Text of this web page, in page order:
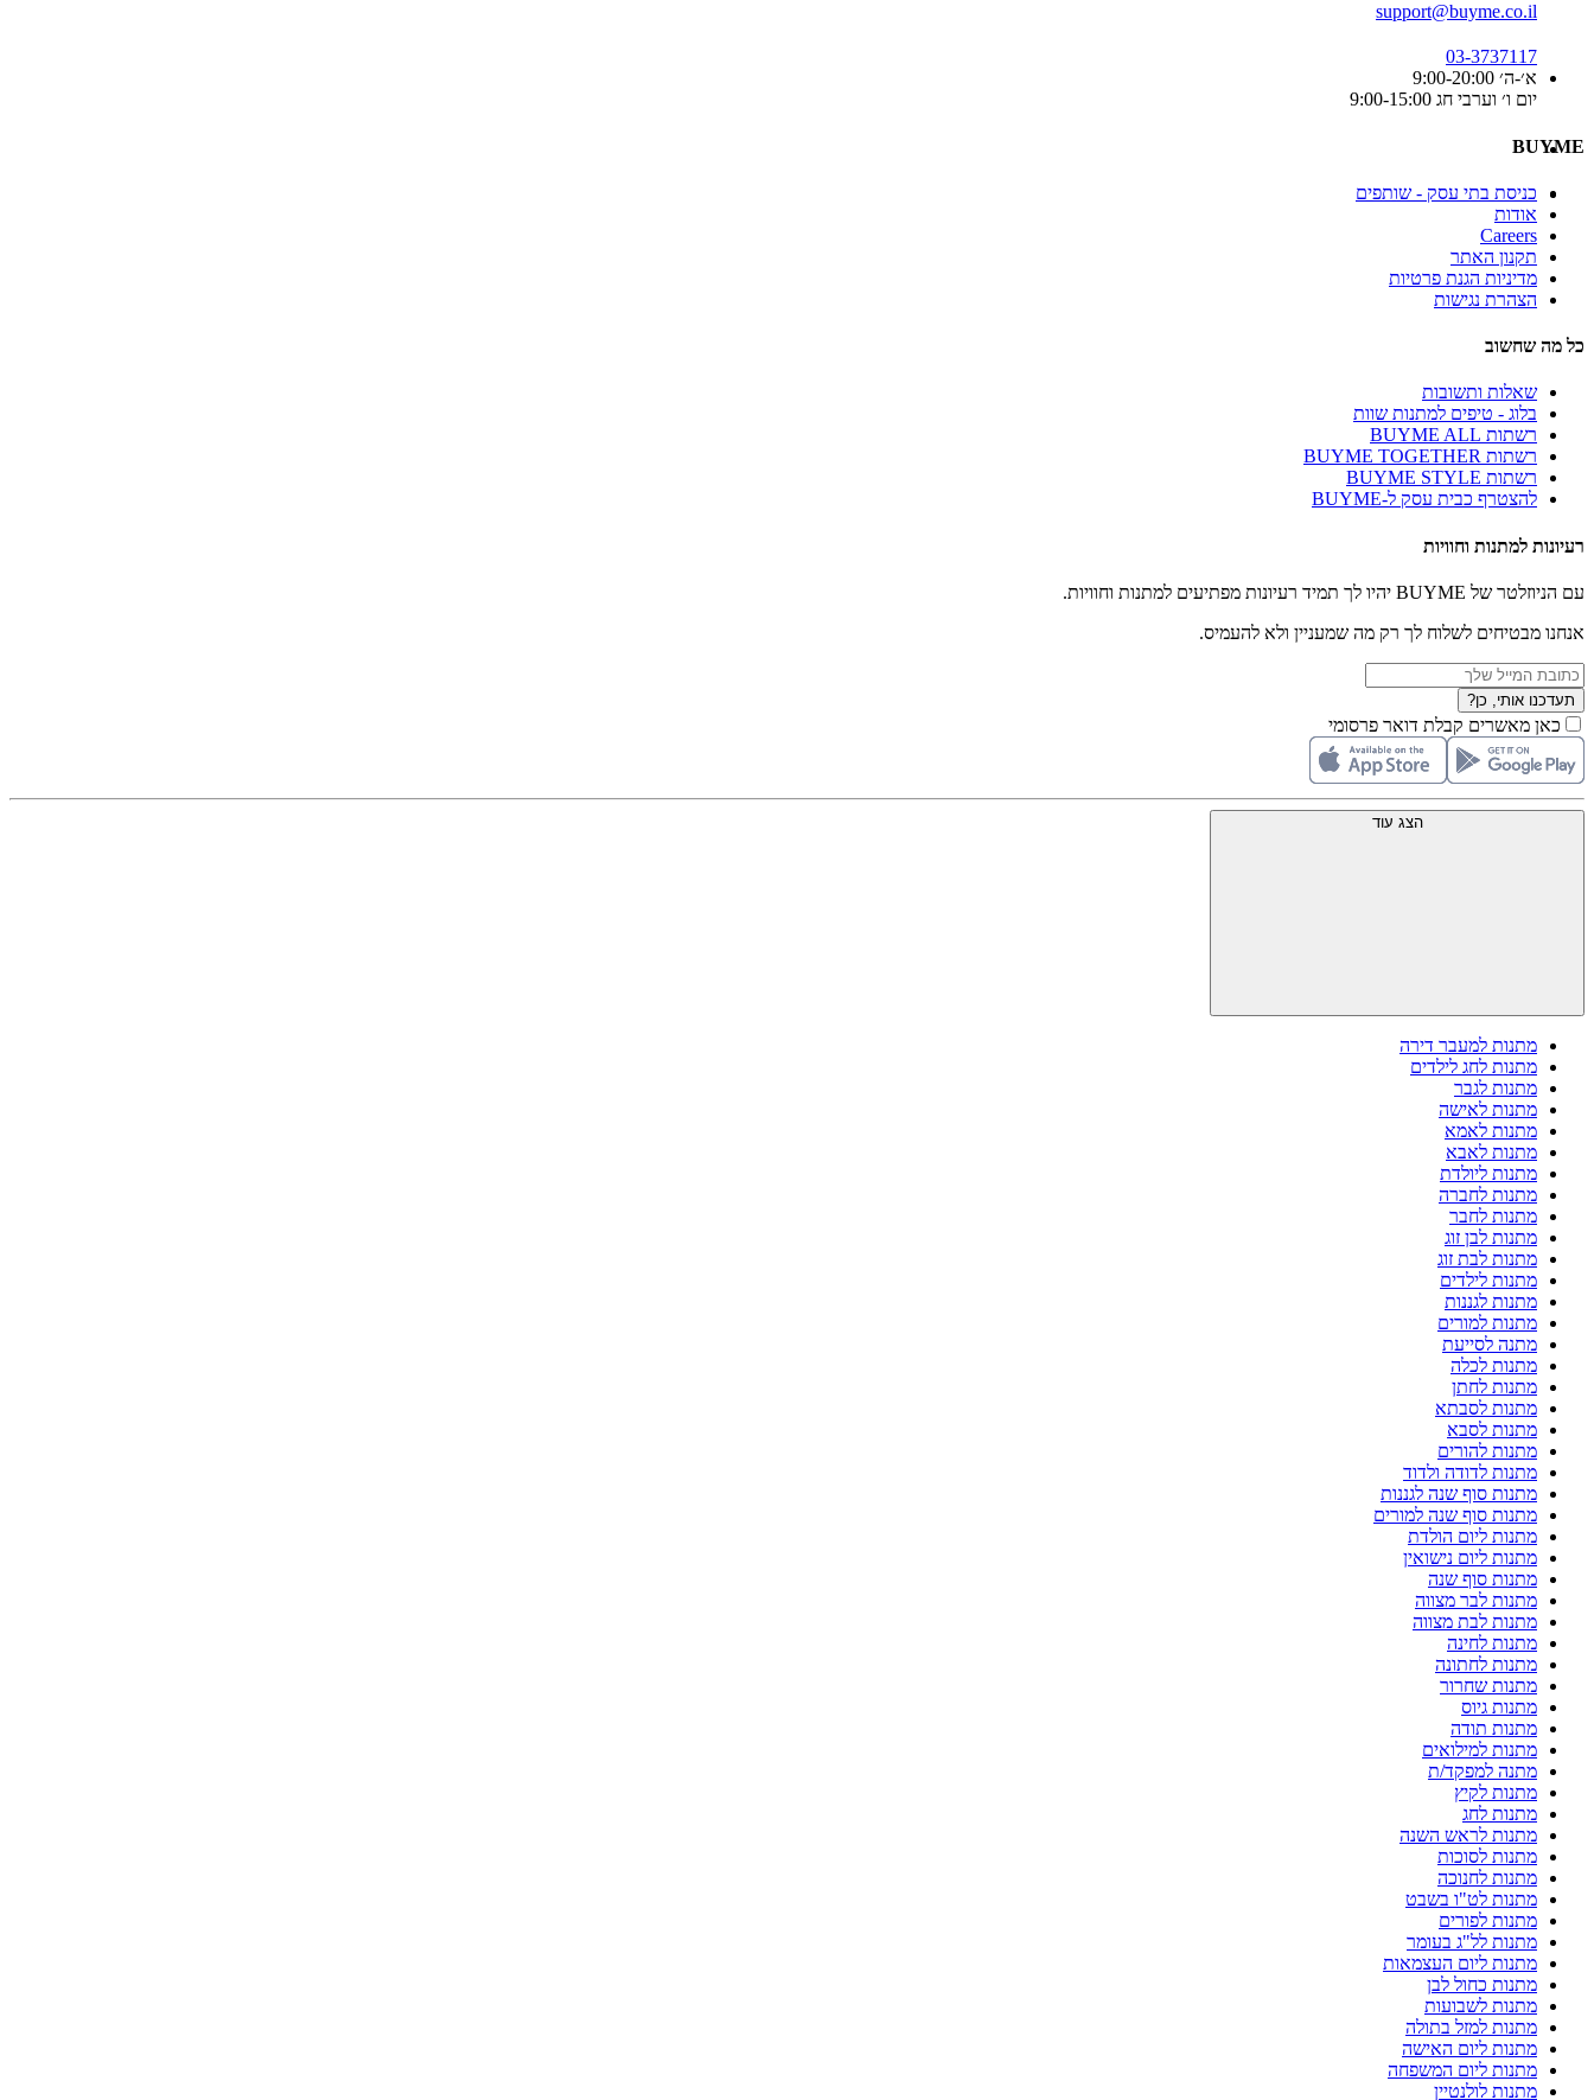
support@buyme.co.il
03-3737117
א׳-ה׳ 9:00-20:00
יום ו׳ וערבי חג 9:00-15:00
BUYME
כניסת בתי עסק - שותפים
אודות
Careers
תקנון האתר
מדיניות הגנת פרטיות
הצהרת נגישות
כל מה שחשוב
שאלות ותשובות
בלוג - טיפים למתנות שוות
רשתות BUYME ALL
רשתות BUYME TOGETHER
רשתות BUYME STYLE
להצטרף כבית עסק ל-BUYME
רעיונות למתנות וחוויות
עם הניוזלטר של BUYME יהיו לך תמיד רעיונות מפתיעים למתנות וחוויות.
אנחנו מבטיחים לשלוח לך רק מה שמעניין ולא להעמיס.
תעדכנו אותי, כן?
כאן מאשרים קבלת דואר פרסומי
הצג עוד
מתנות למעבר דירה
מתנות לחג לילדים
מתנות לגבר
מתנות לאישה
מתנות לאמא
מתנות לאבא
מתנות ליולדת
מתנות לחברה
מתנות לחבר
מתנות לבן זוג
מתנות לבת זוג
מתנות לילדים
מתנות לגננות
מתנות למורים
מתנה לסייעת
מתנות לכלה
מתנות לחתן
מתנות לסבתא
מתנות לסבא
מתנות להורים
מתנות לדודה ולדוד
מתנות סוף שנה לגננות
מתנות סוף שנה למורים
מתנות ליום הולדת
מתנות ליום נישואין
מתנות סוף שנה
מתנות לבר מצווה
מתנות לבת מצווה
מתנות לחינה
מתנות לחתונה
מתנות שחרור
מתנות גיוס
מתנות תודה
מתנות למילואים
מתנה למפקד/ת
מתנות לקיץ
מתנות לחג
מתנות לראש השנה
מתנות לסוכות
מתנות לחנוכה
מתנות לט"ו בשבט
מתנות לפורים
מתנות לל"ג בעומר
מתנות ליום העצמאות
מתנות כחול לבן
מתנות לשבועות
מתנות למזל בתולה
מתנות ליום האישה
מתנות ליום המשפחה
מתנות לולנטיין